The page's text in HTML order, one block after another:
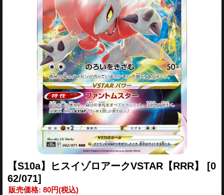
【S10a】ヒスイゾロアークVSTAR【RRR】
[0
62/071]
販売価格: 80円(税込)